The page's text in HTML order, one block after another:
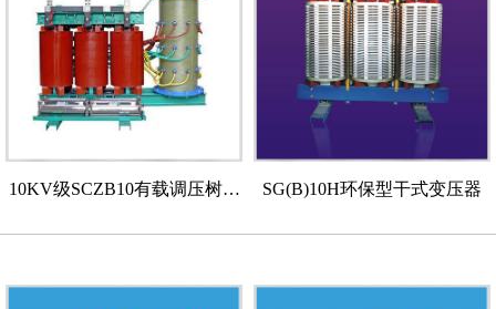
10KV级SCZB10有载调压树脂
绝缘干式变压器
SG(B)10H环保型干式变压器